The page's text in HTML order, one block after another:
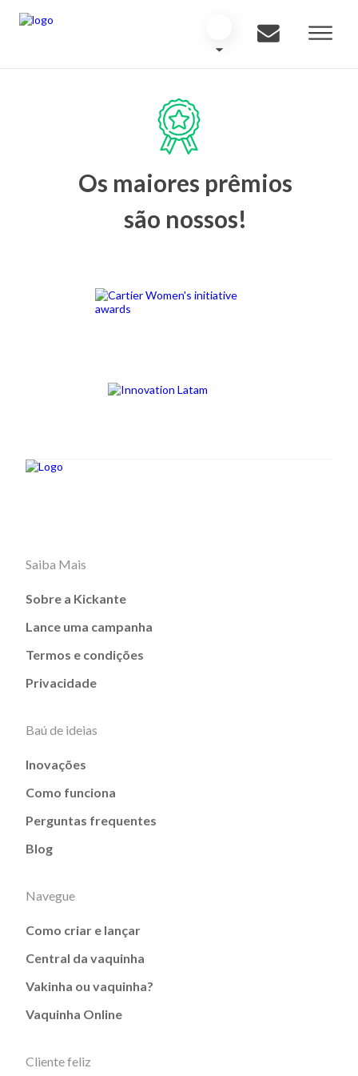
Os maiores prêmios
são nossos!
Saiba Mais
Sobre a Kickante
Lance uma campanha
Termos e condições
Privacidade
Baú de ideias
Inovações
Como funciona
Perguntas frequentes
Blog
Navegue
Como criar e lançar
Central da vaquinha
Vakinha ou vaquinha?
Vaquinha Online
Cliente feliz